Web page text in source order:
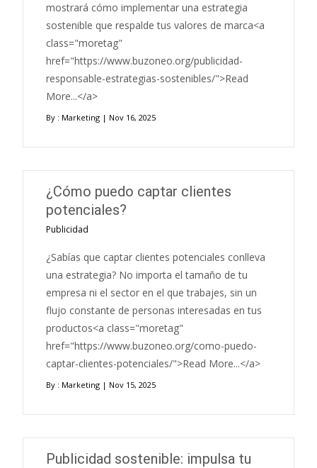
mostrará cómo implementar una estrategia
sostenible que respalde tus valores de marca<a
class="moretag"
href="https://www.buzoneo.org/publicidad-
responsable-estrategias-sostenibles/">Read
More...</a>
By : Marketing | Nov 16, 2025
¿Cómo puedo captar clientes
potenciales?
Publicidad
¿Sabías que captar clientes potenciales conlleva
una estrategia? No importa el tamaño de tu
empresa ni el sector en el que trabajes, sin un
flujo constante de personas interesadas en tus
productos<a class="moretag"
href="https://www.buzoneo.org/como-puedo-
captar-clientes-potenciales/">Read More...</a>
By : Marketing | Nov 15, 2025
Publicidad sostenible: impulsa tu